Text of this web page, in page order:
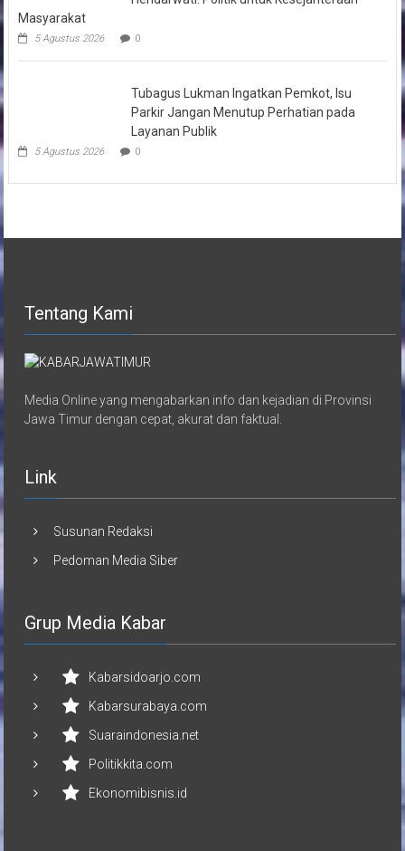
Masyarakat
5 Agustus 2026 0
Tubagus Lukman Ingatkan Pemkot, Isu
Parkir Jangan Menutup Perhatian pada
Layanan Publik
5 Agustus 2026 0
Tentang Kami
Media Online yang mengabarkan info dan kejadian di Provinsi
Jawa Timur dengan cepat, akurat dan faktual.
Link
Susunan Redaksi
Pedoman Media Siber
Grup Media Kabar
Kabarsidoarjo.com
Kabarsurabaya.com
Suaraindonesia.net
Politikkita.com
Ekonomibisnis.id